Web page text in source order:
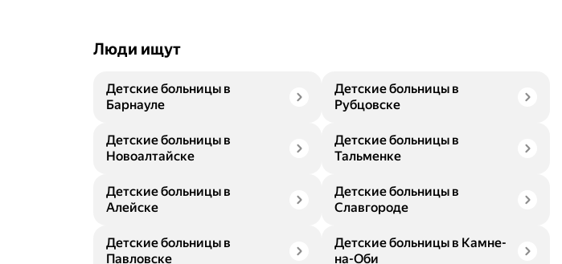
Люди ищут
Детские больницы в
Барнауле
Детские больницы в
Рубцовске
Детские больницы в
Новоалтайске
Детские больницы в
Тальменке
Детские больницы в
Алейске
Детские больницы в
Славгороде
Детские больницы в
Павловске
Детские больницы в Камне-
на-Оби